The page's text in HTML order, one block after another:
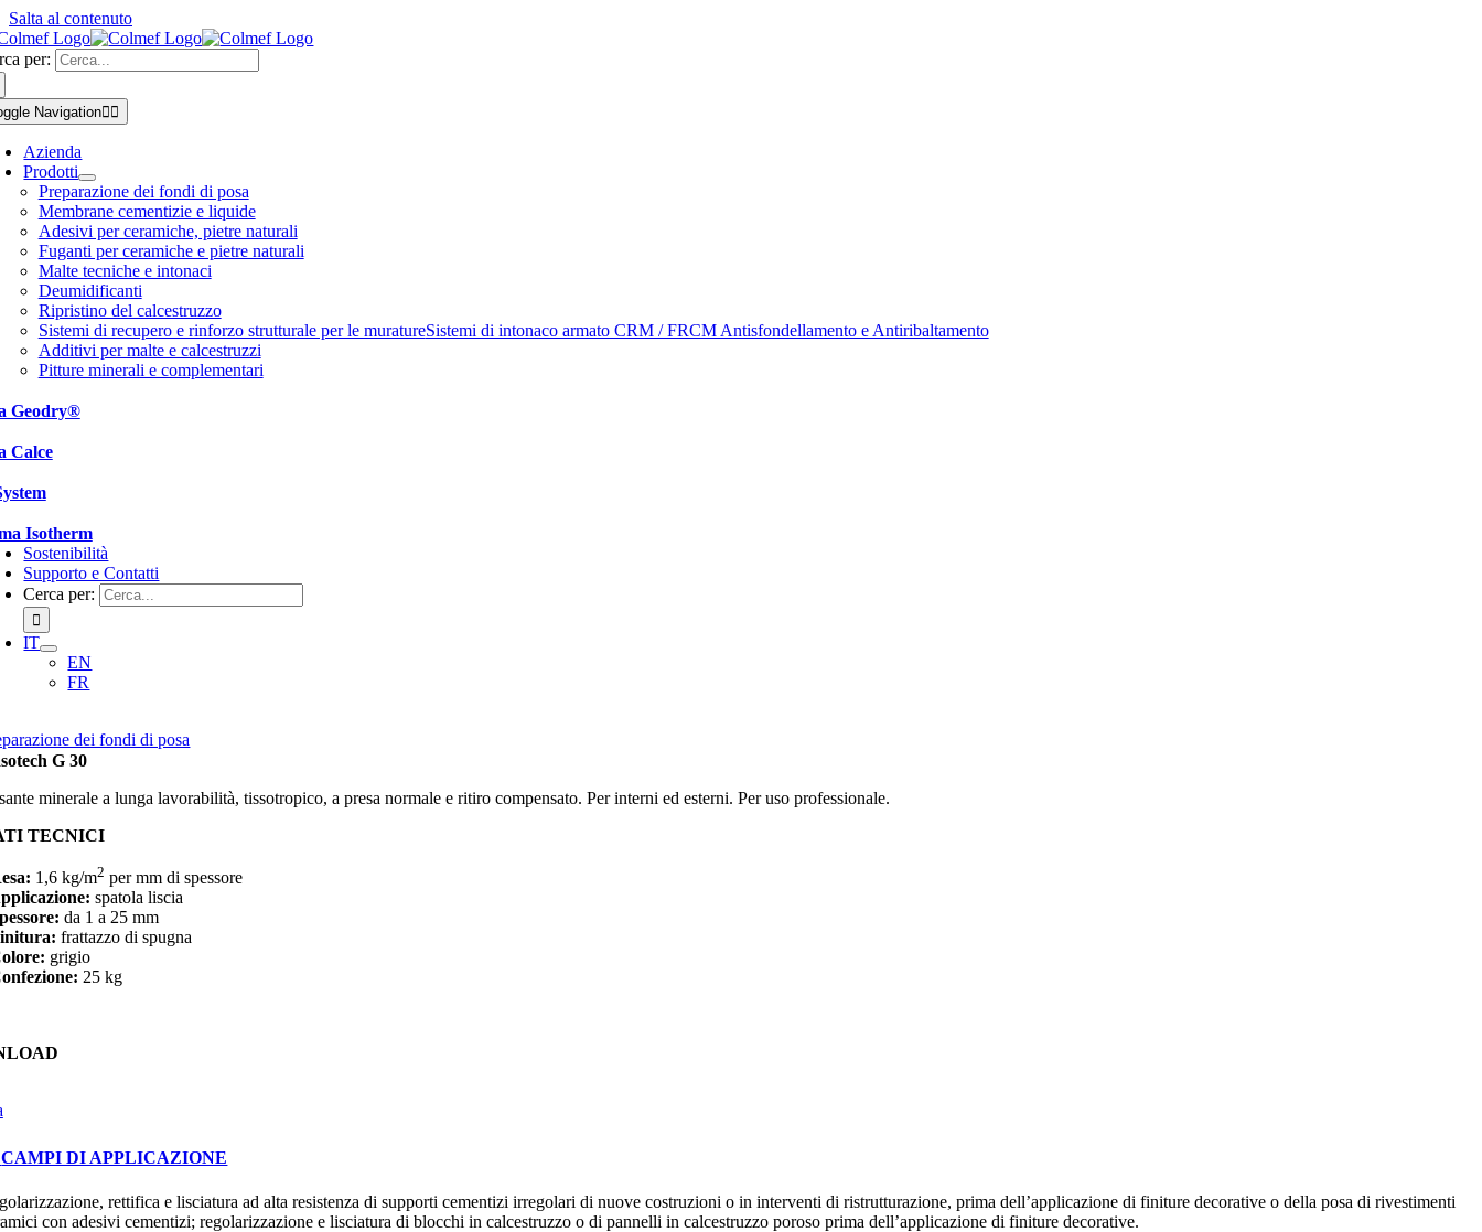
Salta al contenuto
per:
Navigation
Azienda
Prodotti
Preparazione dei fondi di posa
Membrane cementizie e liquide
Adesivi per ceramiche, pietre naturali
Fuganti per ceramiche e pietre naturali
Malte tecniche e intonaci
Deumidificanti
Ripristino del calcestruzzo
Sistemi di recupero e rinforzo strutturale per le muratureSistemi di intonaco armato CRM / FRCM Antisfondellamento e Antiribaltamento
Additivi per malte e calcestruzzi
Pitture minerali e complementari
Geodry®
Calce
Isotherm
Sostenibilità
Supporto e Contatti
Cerca per:
IT
EN
FR
dei fondi di posa
G 30
minerale a lunga lavorabilità, tissotropico, a presa normale e ritiro compensato. Per interni ed esterni. Per uso professionale.
TECNICI
1,6 kg/m2 per mm di spessore
spatola liscia
da 1 a 25 mm
frattazzo di spugna
grigio
25 kg
CAMPI DI APPLICAZIONE
rettifica e lisciatura ad alta resistenza di supporti cementizi irregolari di nuove costruzioni o in interventi di ristrutturazione, prima dell’applicazione di finiture decorative o della posa di rivestimenti
con adesivi cementizi; regolarizzazione e lisciatura di blocchi in calcestruzzo o di pannelli in calcestruzzo poroso prima dell’applicazione di finiture decorative.